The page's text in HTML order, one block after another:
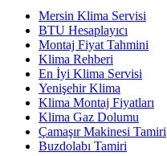
Mersin Klima Servisi
BTU Hesaplayıcı
Montaj Fiyat Tahmini
Klima Rehberi
En İyi Klima Servisi
Yenişehir Klima
Klima Montaj Fiyatları
Klima Gaz Dolumu
Çamaşır Makinesi Tamiri
Buzdolabı Tamiri